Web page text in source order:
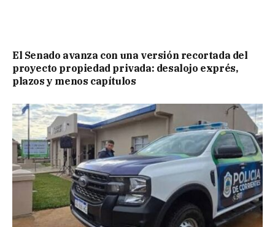
El Senado avanza con una versión recortada del
proyecto propiedad privada: desalojo exprés,
plazos y menos capítulos